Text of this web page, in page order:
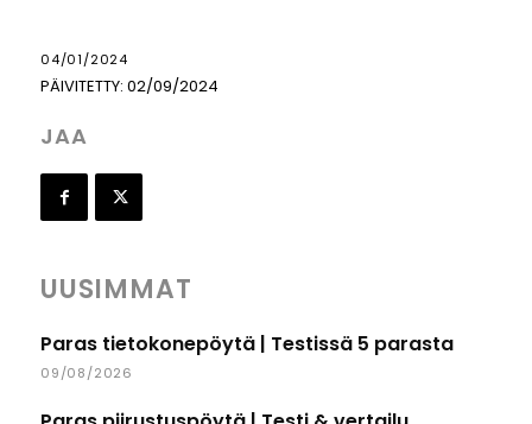
04/01/2024
PÄIVITETTY: 02/09/2024
JAA
UUSIMMAT
Paras tietokonepöytä | Testissä 5 parasta
09/08/2026